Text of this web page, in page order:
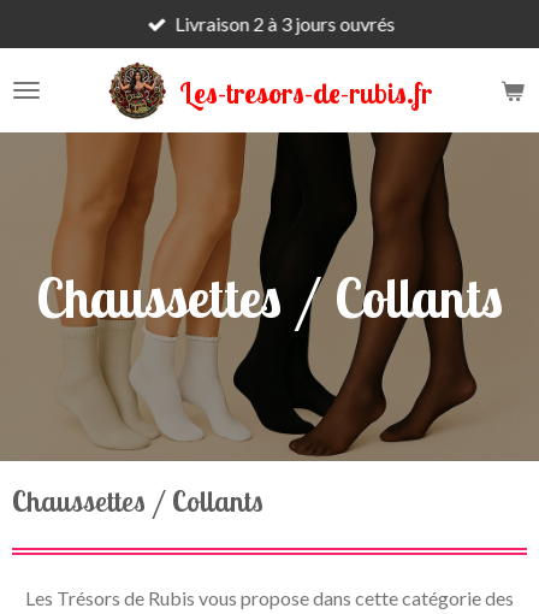
au
contenu
Les-tresors-de-rubis.fr
Livraison 2 à 3 jours ouvrés
Chaussettes / Collants
Chaussettes / Collants
Les Trésors de Rubis vous propose dans cette catégorie des